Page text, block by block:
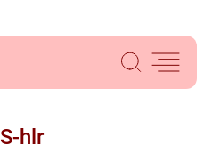
S-hlr